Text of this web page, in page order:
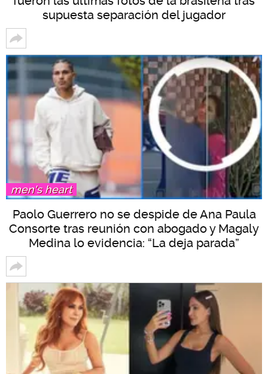
supuesta separación del jugador
men's heart
Paolo Guerrero no se despide de Ana Paula
Consorte tras reunión con abogado y Magaly
Medina lo evidencia: “La deja parada”